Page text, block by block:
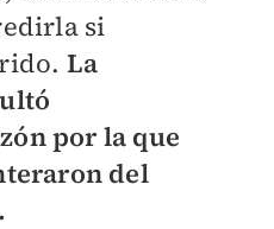
si
La
por la que
del